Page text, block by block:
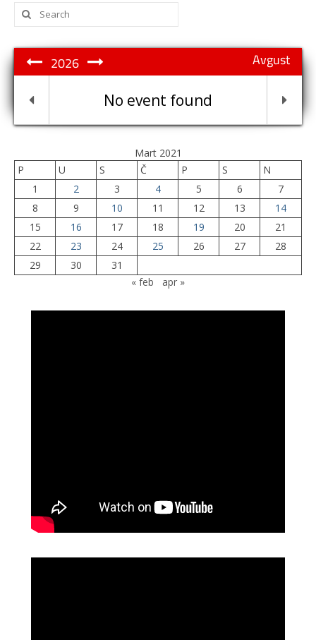
Search
for:
Avgust
2026
No event found
Mart 2021
P
U S Č P S
N
1
2 3 4 5 6
7
8
9 10 11 12 13
14
15
16 17 18 19 20
21
22
23 24 25 26 27
28
29
30
31
« feb
apr »